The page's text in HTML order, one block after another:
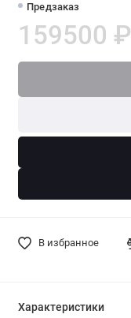
Предзаказ
159500 ₽
В избранное
Характеристики